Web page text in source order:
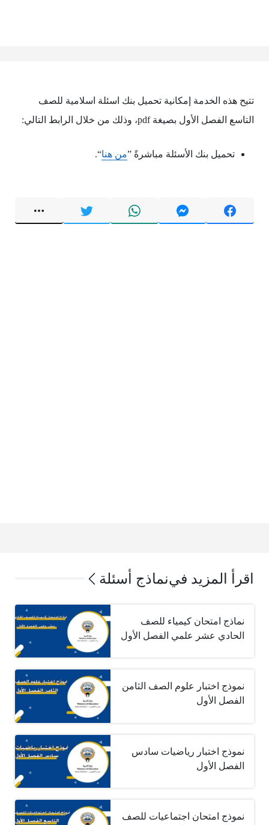
تتيح هذه الخدمة إمكانية ‏تحميل بنك اسئلة اسلامية للصف
التاسع الفصل الأول ‏بصيغة pdf، وذلك من خلال الرابط التالي:
تحميل بنك الأسئلة مباشرةً ‏”من هنا“.
اقرأ المزيد فينماذج أسئلة
نماذج امتحان كيمياء للصف
الحادي عشر علمي الفصل الأول
نموذج اختبار علوم الصف الثامن
الفصل الأول
نموذج اختبار رياضيات سادس
الفصل الأول
نموذج امتحان اجتماعيات للصف